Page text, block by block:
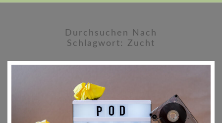
Durchsuchen Nach
Schlagwort: Zucht